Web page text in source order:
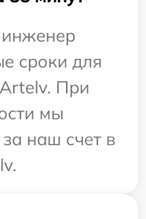
сроки для
При
мы
наш счет в